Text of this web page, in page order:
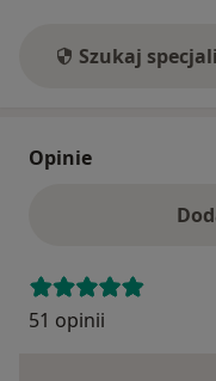
Szukaj
Opinie
51 opinii